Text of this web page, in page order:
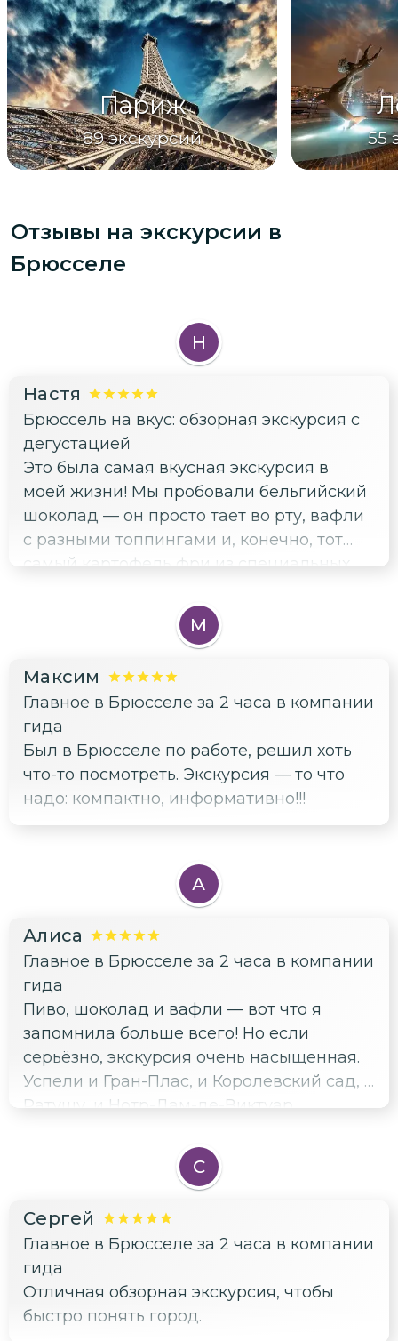
Париж
89 экскурсий 55
Отзывы на экскурсии в
Брюсселе
Н
Настя
Брюссель на вкус: обзорная экскурсия с
дегустацией
Это была самая вкусная экскурсия в
моей жизни! Мы пробовали бельгийский
шоколад — он просто тает во рту, вафли
с разными топпингами и, конечно, тот
самый картофель фри из специальных
в Бельгии, а не во Франции, вот это
открытие! Ещё попробовали местное
делом прошлись по красивым улочкам,
посмотрели собор Святого Михаила.
Очень крутой формат: и поесть вкусно, и
город посмотреть. Ушла сытой и
счастливой. Всем гурманам рекомендую!
М
Максим
Главное в Брюсселе за 2 часа в компании
гида
Был в Брюсселе по работе, решил хоть
что-то посмотреть. Экскурсия — то что
надо: компактно, информативно!!!
А
Алиса
Главное в Брюсселе за 2 часа в компании
гида
Пиво, шоколад и вафли — вот что я
запомнила больше всего! Но если
серьёзно, экскурсия очень насыщенная.
Успели и Гран-Плас, и Королевский сад, и
Ратушу, и Нотр-Дам-де-Виктуар.
Европе, а с историями про то, почему
Брюссель стал таким богатым. И
настоящие бельгийские вафли —
пальчики оближешь!
С
Сергей
Главное в Брюсселе за 2 часа в компании
гида
Отличная обзорная экскурсия, чтобы
быстро понять город.